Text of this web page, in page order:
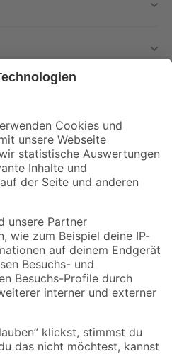
und Aktionen mehr verpassen!
Versandarten